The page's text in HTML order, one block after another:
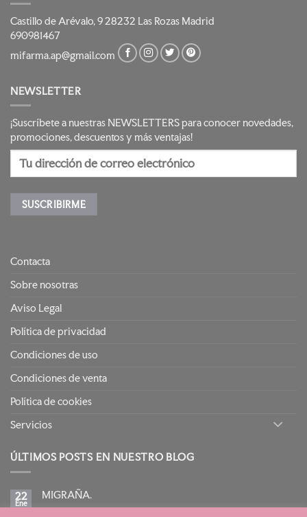
Castillo de Arévalo, 9 28232 Las Rozas Madrid
690981467
mifarma.ap@gmail.com
NEWSLETTER
¡Suscríbete a nuestras NEWSLETTERS para conocer novedades,
promociones, descuentos y más ventajas!
Contacta
Sobre nosotras
Aviso Legal
Política de privacidad
Condiciones de uso
Condiciones de venta
Política de cookies
Servicios
ÚLTIMOS POSTS EN NUESTRO BLOG
22
Ene
MIGRAÑA.
No